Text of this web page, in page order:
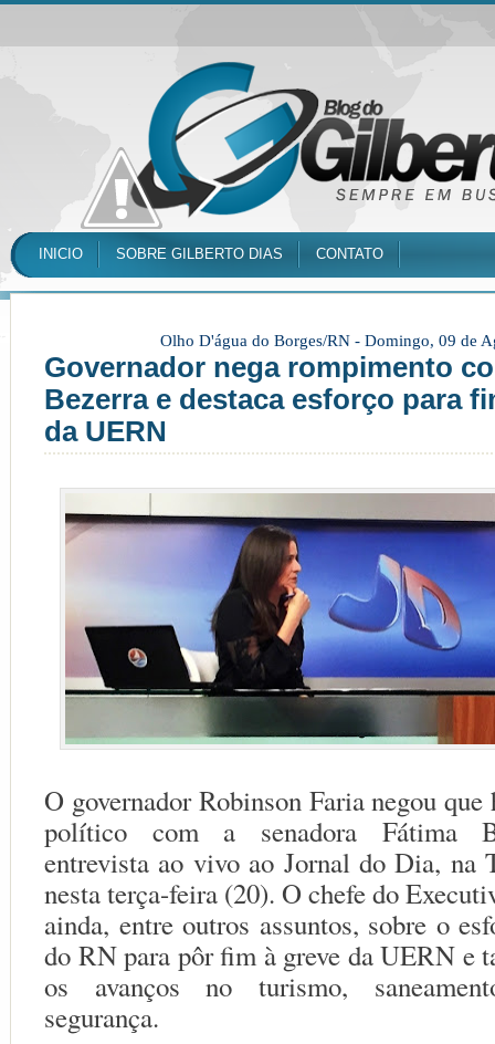
INICIO SOBRE GILBERTO DIAS CONTATO
Olho D'água do Borges/RN - Domingo, 09 de
Governador nega rompimento
Bezerra e destaca esforço para
da UERN
O governador Robinson Faria negou
político com a senadora Fátima
entrevista ao vivo ao Jornal do Dia, na
nesta terça-feira (20). O chefe do
ainda, entre outros assuntos, sobre o
do RN para pôr fim à greve da UERN e
os avanços no turismo,
segurança.